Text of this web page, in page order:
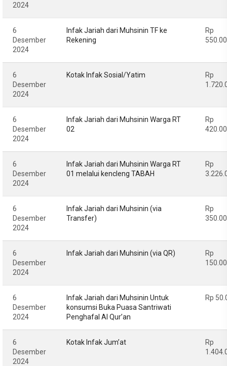
2024
6
Desember
2024
Infak Jariah dari Muhsinin TF ke
Rekening
Rp
6
Desember
2024
Kotak Infak Sosial/Yatim
Rp
6
Desember
2024
Infak Jariah dari Muhsinin Warga RT
02
Rp
6
Desember
2024
Infak Jariah dari Muhsinin Warga RT
01 melalui kencleng TABAH
Rp
6
Desember
2024
Infak Jariah dari Muhsinin (via
Transfer)
Rp
6
Desember
2024
Infak Jariah dari Muhsinin (via QR)
Rp
6
Desember
2024
Infak Jariah dari Muhsinin Untuk
konsumsi Buka Puasa Santriwati
Penghafal Al Qur’an
Rp
6
Desember
2024
Kotak Infak Jum’at
Rp